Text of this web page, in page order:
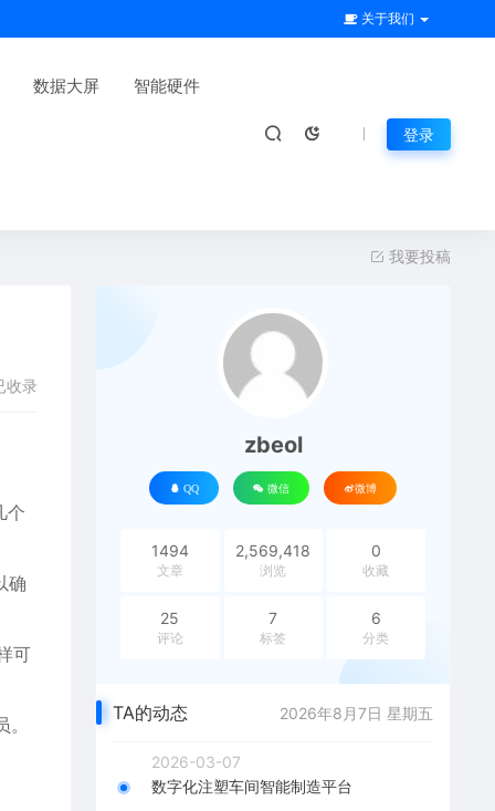
关于我们
数据大屏 智能硬件
登录
我要投稿
收录
个
确
可
zbeol
QQ 微信 微博
1494
文章
2,569,418
浏览
0
收藏
25
评论
7
标签
6
分类
TA的动态 2026年8月7日 星期五
2026-03-07
数字化注塑车间智能制造平台